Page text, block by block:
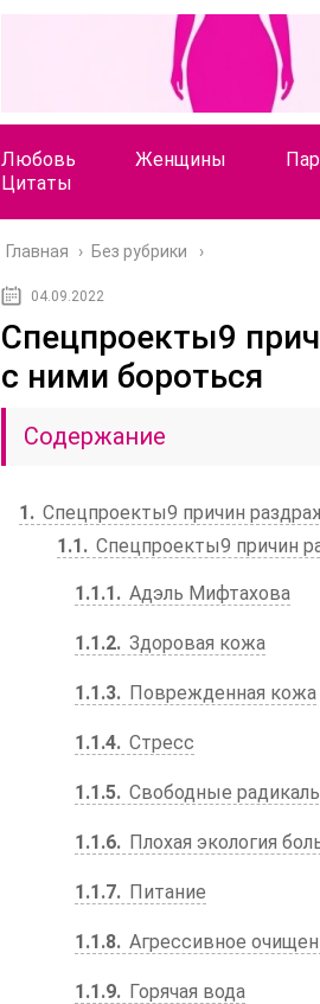
Любовь Женщины
Цитаты
Главная › Без рубрики
04.09.2022
Спецпроекты9
с ними бороться
Содержание
1
Спецпроекты9 причин
1.1
Спецпроекты9 причин
1.1.1 Адэль Мифтахова
1.1.2 Здоровая кожа
1.1.3 Поврежденная кожа
1.1.4 Стресс
1.1.5 Свободные
1.1.6 Плохая экология
1.1.7 Питание
1.1.8 Агрессивное
1.1.9 Горячая вода